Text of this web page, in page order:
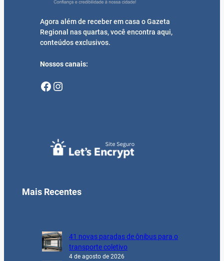
Agora além de receber em casa o Gazeta
Regional nas quartas, você encontra aqui,
conteúdos exclusivos.
Nossos canais:
Facebook Instagram
Mais Recentes
41 novas paradas de ônibus para o
transporte coletivo
4 de agosto de 2026